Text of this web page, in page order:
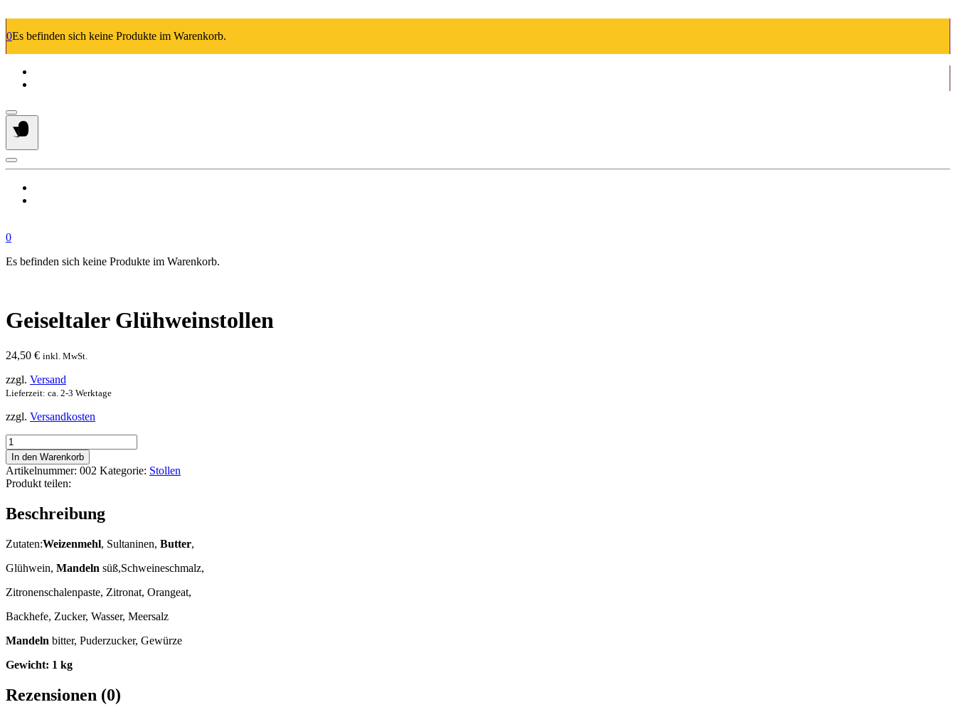
Inhalt
0Es befinden sich keine Produkte im Warenkorb.
0
Es befinden sich keine Produkte im Warenkorb.
Geiseltaler Glühweinstollen
24,50 € inkl. MwSt.
zzgl. Versand
Lieferzeit: ca. 2-3 Werktage
zzgl. Versandkosten
Geiseltaler
Glühweinstollen
Menge
In den Warenkorb
Artikelnummer: 002 Kategorie: Stollen
Produkt teilen:
Beschreibung
Zutaten:Weizenmehl, Sultaninen, Butter,
Glühwein, Mandeln süß,Schweineschmalz,
Zitronenschalenpaste, Zitronat, Orangeat,
Backhefe, Zucker, Wasser, Meersalz
Mandeln bitter, Puderzucker, Gewürze
Gewicht: 1 kg
Rezensionen (0)